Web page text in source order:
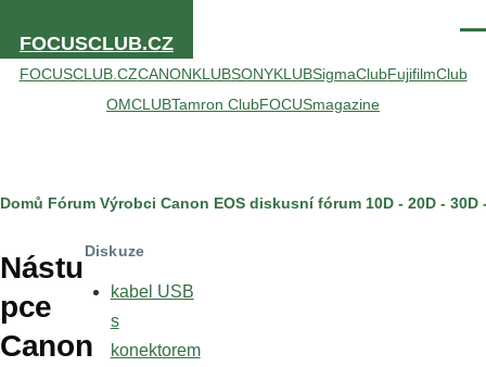
FOCUSCLUB.CZ
FOCUSCLUB.CZCANONKLUBSONYKLUBSigmaClubFujifilmClub
OMCLUBTamron ClubFOCUSmagazine
Drobečková
navigace
Domů Fórum Výrobci Canon EOS diskusní fórum 10D - 20D - 30D
Nástu
pce
Canon
Diskuze
kabel USB
s
konektorem